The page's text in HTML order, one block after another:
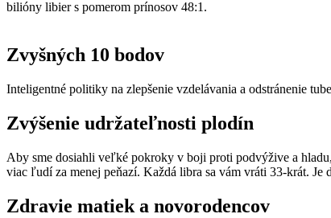
bilióny libier s pomerom prínosov 48:1.
Zvyšných 10 bodov
Inteligentné politiky na zlepšenie vzdelávania a odstránenie
Zvýšenie udržateľnosti plodín
Aby sme dosiahli veľké pokroky v boji proti podvýžive a
viac ľudí za menej peňazí. Každá libra sa vám vráti 33-krát.
Zdravie matiek a novorodencov